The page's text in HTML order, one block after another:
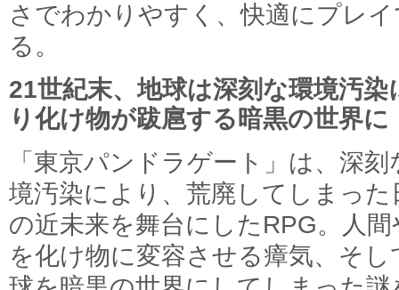
さでわかりやすく、快適にプレ
る。
21世紀末、地球は深刻な環境汚染
り化け物が跋扈する暗黒の世界に
「東京パンドラゲート」は、深刻
境汚染により、荒廃してしまった
の近未来を舞台にしたRPG。人間
を化け物に変容させる瘴気、そし